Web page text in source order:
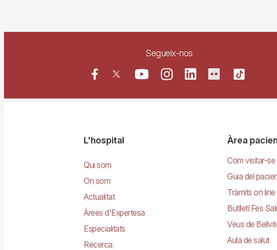
Segueix-nos
NavegacióL'hospital
Qui som
On som
Actualitat
Àrees d'Expertesa
Especialitats
Recerca
Àrea
Com visitar-se
Guia del
Tràmits on line
Butlletí Fes
Veus de
Aula de salut